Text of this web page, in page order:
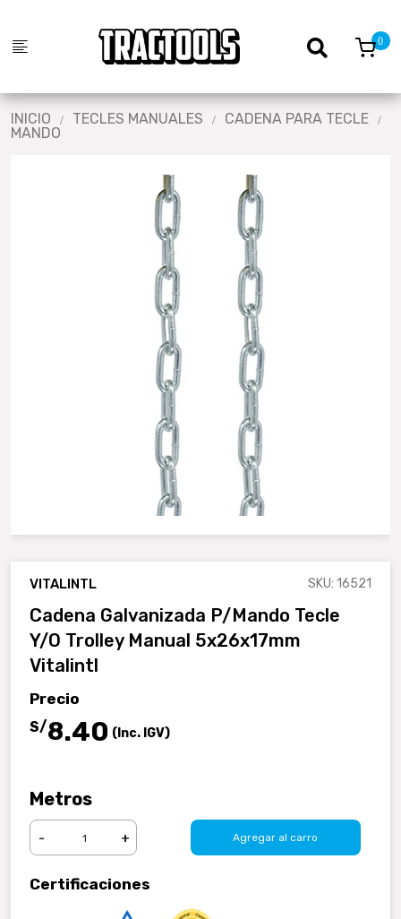
INICIO TECLES MANUALES
CADENA PARA TECLE
MANDO
VITALINTL SKU: 16521
Cadena Galvanizada P/mando Tecle
Y/o Trolley Manual 5x26x17mm
Vitalintl
Precio
S/8.40 (Inc. IGV)
Metros
- + Agregar al carro
Certificaciones